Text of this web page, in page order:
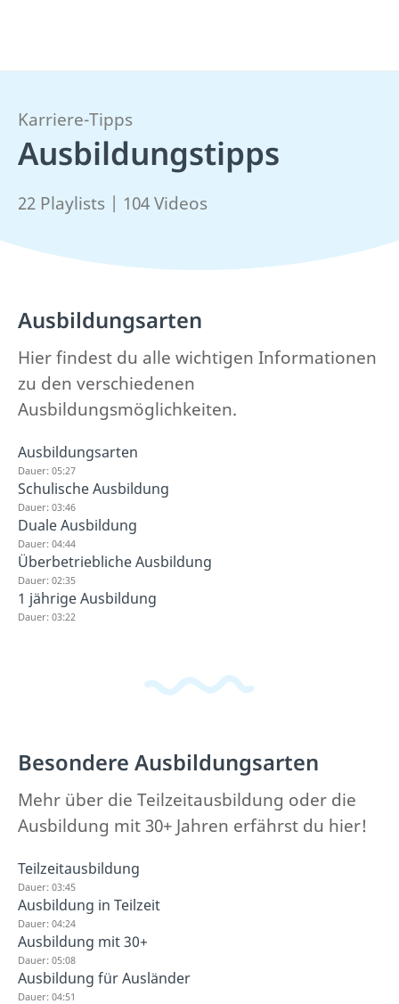
Karriere-Tipps
Ausbildungstipps
22 Playlists | 104 Videos
Ausbildungsarten
Hier findest du alle wichtigen Informationen
zu den verschiedenen
Ausbildungsmöglichkeiten.
Ausbildungsarten
Dauer: 05:27
Schulische Ausbildung
Dauer: 03:46
Duale Ausbildung
Dauer: 04:44
Überbetriebliche Ausbildung
Dauer: 02:35
1 jährige Ausbildung
Dauer: 03:22
Besondere Ausbildungsarten
Mehr über die Teilzeitausbildung oder die
Ausbildung mit 30+ Jahren erfährst du hier!
Teilzeitausbildung
Dauer: 03:45
Ausbildung in Teilzeit
Dauer: 04:24
Ausbildung mit 30+
Dauer: 05:08
Ausbildung für Ausländer
Dauer: 04:51